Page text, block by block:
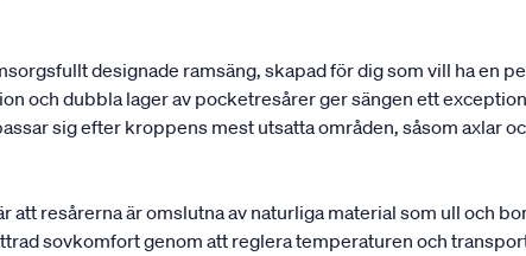
designade ramsäng, skapad för dig som vill ha en
och dubbla lager av pocketresårer ger sängen ett
sig efter kroppens mest utsatta områden, såsom axlar
att resårerna är omslutna av naturliga material som ull och
sovkomfort genom att reglera temperaturen och